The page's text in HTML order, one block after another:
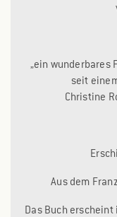
„ein
seit
Christine
Aus dem
Das Buch